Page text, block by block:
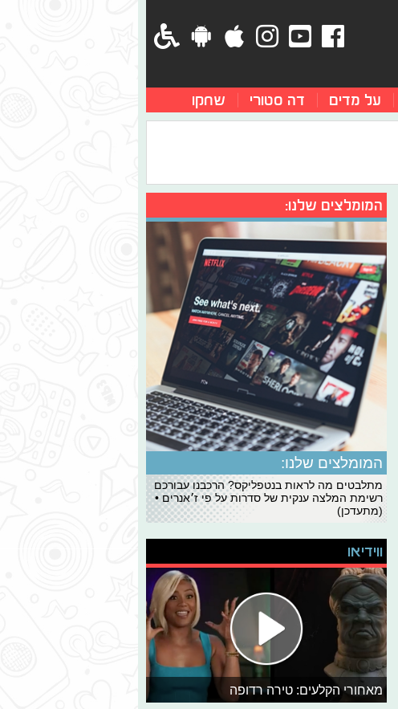
על מדים דה סטורי שחקו
המומלצים שלנו:
המומלצים שלנו:
מתלבטים מה לראות בנטפליקס? הרכבנו עבורכם
רשימת המלצה ענקית של סדרות על פי ז׳אנרים •
(מתעדכן)
ווידיאו
מאחורי הקלעים: טירה רדופה